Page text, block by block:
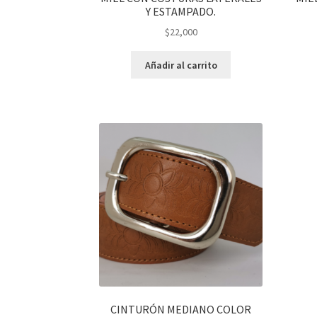
Y ESTAMPADO.
$22,000
Añadir al carrito
CINTURÓN MEDIANO COLOR